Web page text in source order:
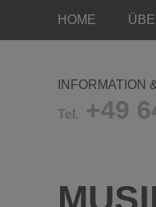
HOME
INFORMATION
Tel. +49